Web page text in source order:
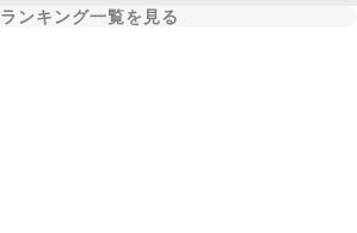
ランキング一覧を見る